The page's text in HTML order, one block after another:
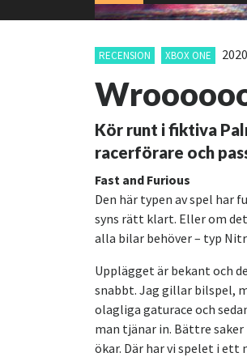
RECENSION XBOX ONE
Kör runt i fiktiva
racerförare och
Fast and Furious
Den här typen av spel har
syns rätt klart. Eller om
alla bilar behöver – typ
Upplägget är bekant och
snabbt. Jag gillar bilspel,
olagliga gaturace och
man tjänar in. Bättre
ökar. Där har vi spelet i ett